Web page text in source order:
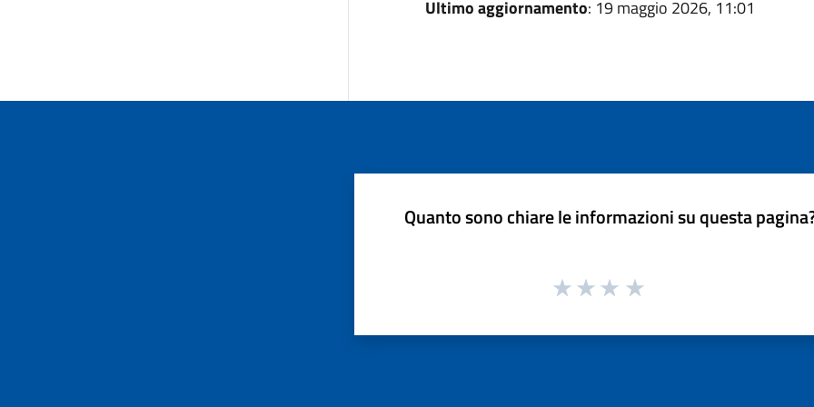
Ultimo aggiornamento: 19 maggio 2026, 11:01
Quanto sono chiare le informazioni su questa